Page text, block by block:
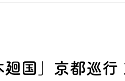
廻国」京都巡